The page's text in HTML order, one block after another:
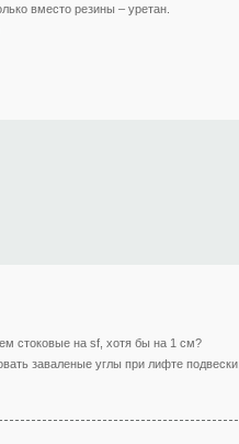
вместо резины – уретан.
стоковые на sf, хотя бы на 1 см?
заваленые углы при лифте подвески..